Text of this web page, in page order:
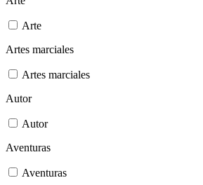
Arte
Artes marciales
Artes marciales
Autor
Autor
Aventuras
Aventuras